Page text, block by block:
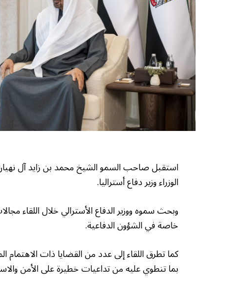
استقبل صاحب السمو الشيخ محمد بن زايد آل نهيان
الوزراء وزير دفاع أستراليا.
وبحث سموه ووزير الدفاع الأسترالي خلال اللقاء
خاصة في الشؤون الدفاعية.
كما تطرق اللقاء إلى عدد من القضايا ذات
بما تنطوي عليه من تداعيات خطيرة على الأمن